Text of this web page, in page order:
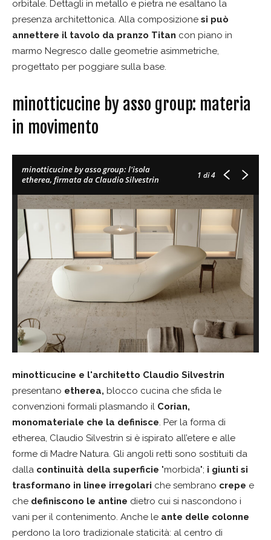
orbitale. Dettagli in metallo e pietra ne esaltano la
presenza architettonica. Alla composizione si può
annettere il tavolo da pranzo Titan con piano in
marmo Negresco dalle geometrie asimmetriche,
progettato per poggiare sulla base.
minotticucine by asso group: materia
in movimento
minotticucine by asso group: l'isola
etherea, firmata da Claudio Silvestrin
1 di 4
minotticucine e l'architetto Claudio Silvestrin
presentano etherea, blocco cucina che sfida le
convenzioni formali plasmando il Corian,
monomateriale che la definisce. Per la forma di
etherea, Claudio Silvestrin si è ispirato all’etere e alle
forme di Madre Natura. Gli angoli retti sono sostituiti da
dalla continuità della superficie "morbida"; i giunti si
trasformano in linee irregolari che sembrano crepe e
che definiscono le antine dietro cui si nascondono i
vani per il contenimento. Anche le ante delle colonne
perdono la loro tradizionale staticità: al centro di